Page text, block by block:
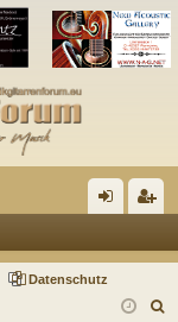
m ist
rie
Datenschutz